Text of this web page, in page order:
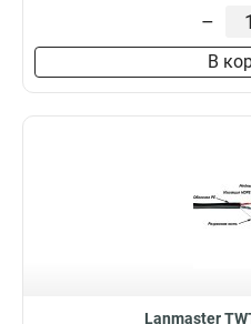
–
В
Lanmaster